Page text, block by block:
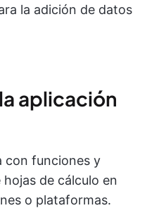
la adición de datos
aplicación
con funciones y
de cálculo en
o plataformas.